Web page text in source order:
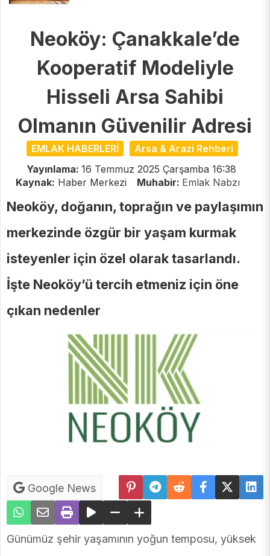
Neoköy: Çanakkale’de
Kooperatif Modeliyle
Hisseli Arsa Sahibi
Olmanın Güvenilir Adresi
EMLAK HABERLERİ
Arsa & Arazi Rehberi
Yayınlama: 16 Temmuz 2025 Çarşamba 16:38
Kaynak: Haber Merkezi Muhabir: Emlak Nabzı
Neoköy, doğanın, toprağın ve paylaşımın
merkezinde özgür bir yaşam kurmak
isteyenler için özel olarak tasarlandı.
İşte Neoköy’ü tercih etmeniz için öne
çıkan nedenler
Google News
Günümüz şehir yaşamının yoğun temposu, yüksek